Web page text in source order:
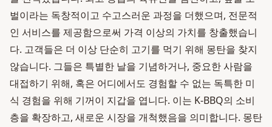
벌이라는 독창적이고 수고스러운 과정을 더했으며, 전문적
인 서비스를 제공함으로써 가격 이상의 가치를 창출했습니
다. 고객들은 더 이상 단순히 고기를 먹기 위해 몽탄을 찾지
않습니다. 그들은 특별한 날을 기념하거나, 중요한 사람을
대접하기 위해, 혹은 어디에서도 경험할 수 없는 독특한 미
식 경험을 위해 기꺼이 지갑을 엽니다. 이는 K-BBQ의 소비
층을 확장하고, 새로운 시장을 개척했음을 의미합니다. 몽탄